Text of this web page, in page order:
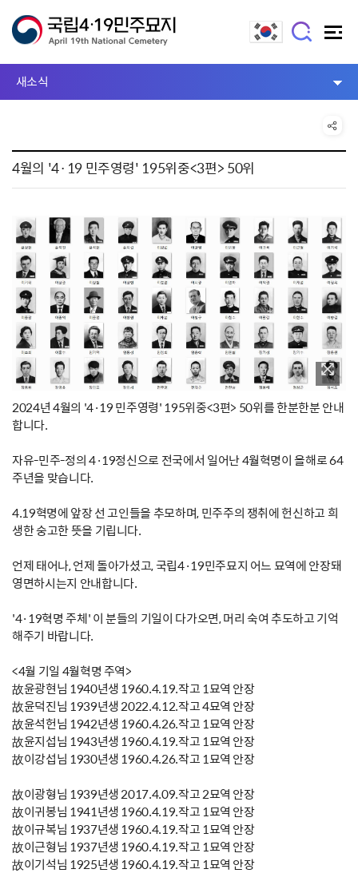
새소식
4월의 '4·19 민주영령' 195위중<3편> 50위
2024년 4월의 '4·19 민주영령' 195위중<3편> 50위를 한분한분 안내
합니다.
자유-민주-정의 4·19정신으로 전국에서 일어난 4월혁명이 올해로 64
주년을 맞습니다.
4.19혁명에 앞장 선 고인들을 추모하며, 민주주의 쟁취에 헌신하고 희
생한 숭고한 뜻을 기립니다.
언제 태어나, 언제 돌아가셨고, 국립4·19민주묘지 어느 묘역에 안장돼
영면하시는지 안내합니다.
'4·19혁명 주체' 이 분들의 기일이 다가오면, 머리 숙여 추도하고 기억
해주기 바랍니다.
<4월 기일 4월혁명 주역>
故윤광현님 1940년생 1960.4.19.작고 1묘역 안장
故윤덕진님 1939년생 2022.4.12.작고 4묘역 안장
故윤석헌님 1942년생 1960.4.26.작고 1묘역 안장
故윤지섭님 1943년생 1960.4.19.작고 1묘역 안장
故이강섭님 1930년생 1960.4.26.작고 1묘역 안장
故이광형님 1939년생 2017.4.09.작고 2묘역 안장
故이귀봉님 1941년생 1960.4.19.작고 1묘역 안장
故이규복님 1937년생 1960.4.19.작고 1묘역 안장
故이근형님 1937년생 1960.4.19.작고 1묘역 안장
故이기석님 1925년생 1960.4.19.작고 1묘역 안장